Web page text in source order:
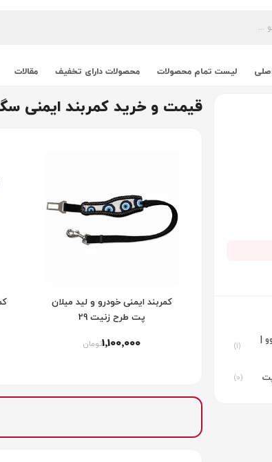
لیست تمام محصولات محصولات دارای تخفیف مقالات
|
(1)
(0)
قیمت و خرید کمربند ایمنی
کمربند ایمنی خودرو و لید میلان
پت طرح زنیت 29
1٬100٬000تومان